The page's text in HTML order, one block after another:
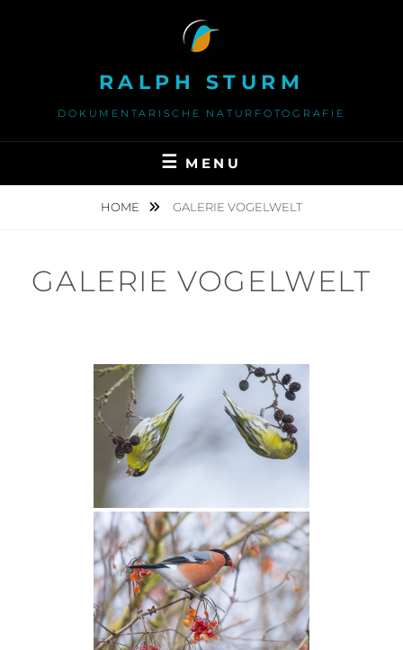
RALPH STURM
DOKUMENTARISCHE NATURFOTOGRAFIE
MENU
HOME GALERIE VOGELWELT
GALERIE VOGELWELT